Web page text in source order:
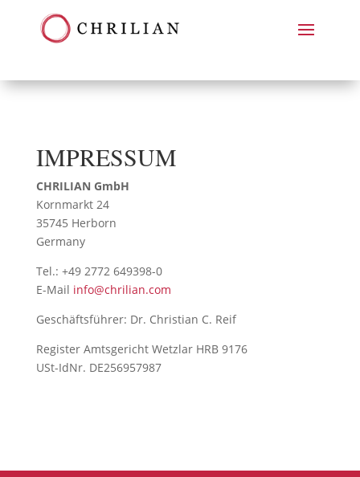
IMPRESSUM
CHRILIAN GmbH
Kornmarkt 24
35745 Herborn
Germany
Tel.: +49 2772 649398-0
E-Mail info@chrilian.com
Geschäftsführer: Dr. Christian C. Reif
Register Amtsgericht Wetzlar HRB 9176
USt-IdNr. DE256957987